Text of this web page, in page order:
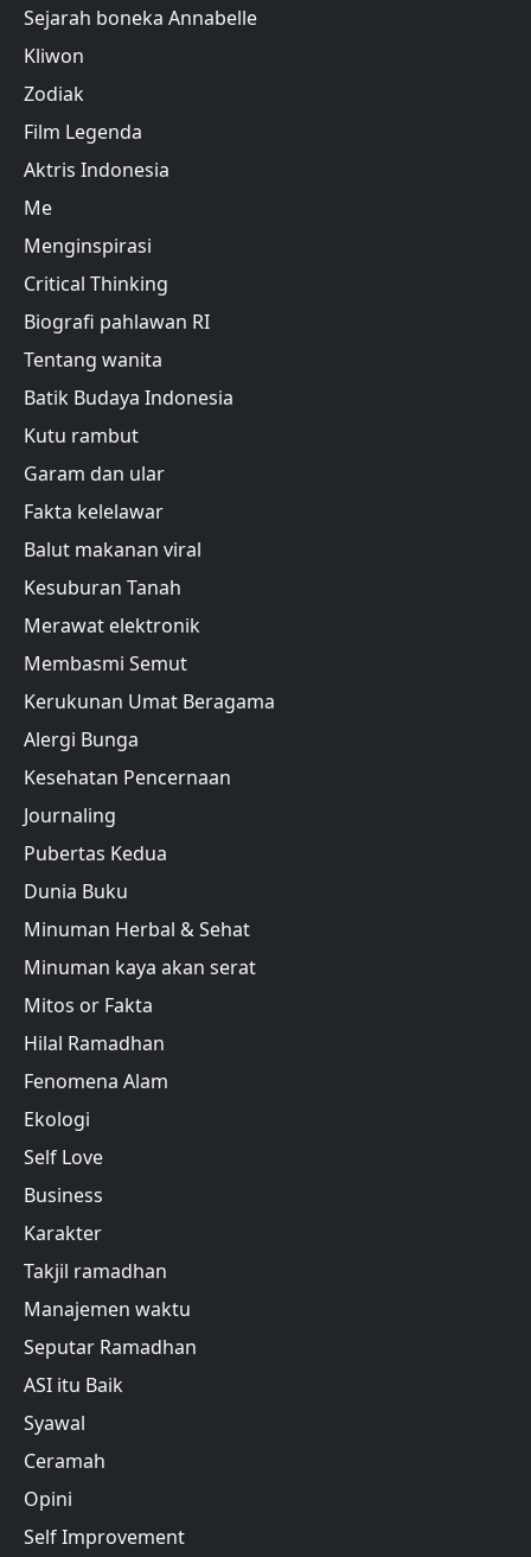
Sejarah boneka Annabelle
Kliwon
Zodiak
Film Legenda
Aktris Indonesia
Me
Menginspirasi
Critical Thinking
Biografi pahlawan RI
Tentang wanita
Batik Budaya Indonesia
Kutu rambut
Garam dan ular
Fakta kelelawar
Balut makanan viral
Kesuburan Tanah
Merawat elektronik
Membasmi Semut
Kerukunan Umat Beragama
Alergi Bunga
Kesehatan Pencernaan
Journaling
Pubertas Kedua
Dunia Buku
Minuman Herbal & Sehat
Minuman kaya akan serat
Mitos or Fakta
Hilal Ramadhan
Fenomena Alam
Ekologi
Self Love
Business
Karakter
Takjil ramadhan
Manajemen waktu
Seputar Ramadhan
ASI itu Baik
Syawal
Ceramah
Opini
Self Improvement